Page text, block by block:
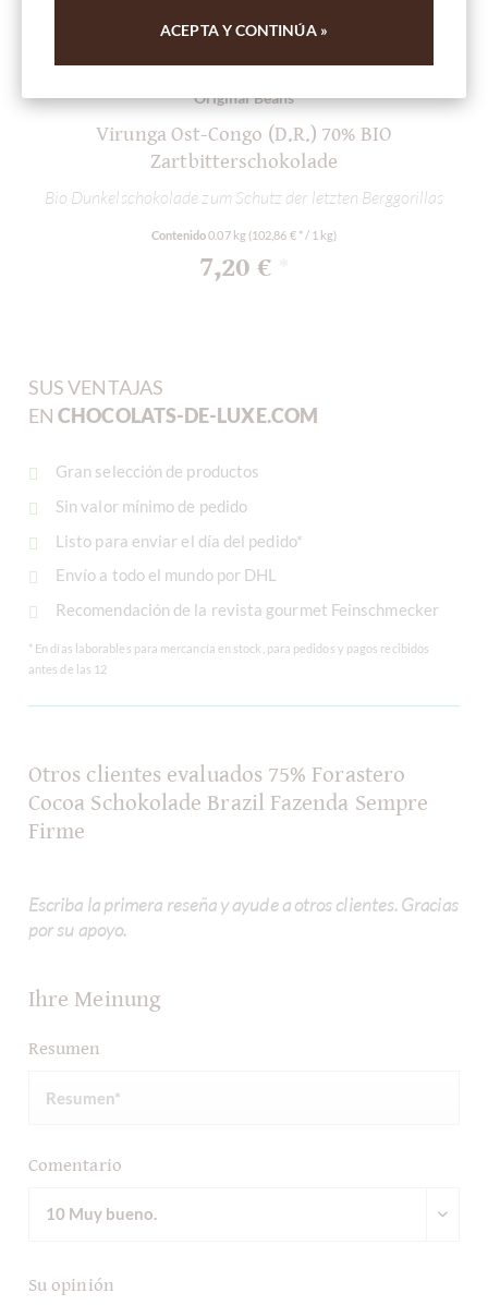
Original Beans
Virunga Ost-Congo (D.R.) 70% BIO
Zartbitterschokolade
Bio Dunkelschokolade zum Schutz der letzten Berggorillas
Contenido0.07 kg (102,86 € * / 1 kg)
7,20 €
SUS VENTAJAS
ENCHOCOLATS-DE-LUXE.COM
Gran selección de productos
Sin valor mínimo de pedido
Listo para enviar el día del pedido*
Envío a todo el mundo por DHL
Recomendación de la revista gourmet Feinschmecker
* En días laborables para mercancía en stock, para pedidos y pagos recibidos
antes de las 12
Otros clientes evaluados 75% Forastero
Cocoa Schokolade Brazil Fazenda Sempre
Firme
Escriba la primera reseña y ayude a otros clientes. Gracias
por su apoyo.
Ihre Meinung
Resumen
Comentario
Su opinión
ACEPTA Y CONTINÚA »